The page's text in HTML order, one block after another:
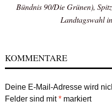
Bündnis 90/Die Grünen),
Landtagswahl
KOMMENTARE
Deine E-Mail-Adresse wird
Felder sind mit* markiert